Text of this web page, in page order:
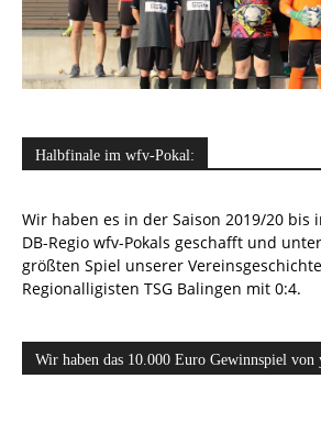
Halbfinale im wfv-Pokal:
Wir haben es in der Saison 2019/20 bis
DB-Regio wfv-Pokals geschafft und
größten Spiel unserer
Regionalligisten TSG Balingen mit 0:4.
Wir haben das 10.000 Euro Gewinnspiel von